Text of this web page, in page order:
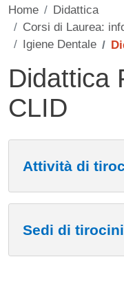
Home
Didattica
Corsi di Laurea:
Igiene Dentale
Didattica
CLID
Attività di
Sedi di